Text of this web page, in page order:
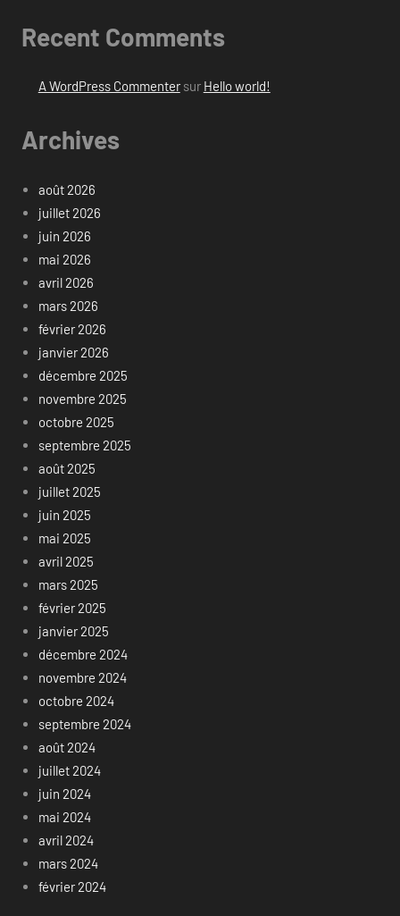
Recent Comments
A WordPress Commentersur Hello world!
Archives
août 2026
juillet 2026
juin 2026
mai 2026
avril 2026
mars 2026
février 2026
janvier 2026
décembre 2025
novembre 2025
octobre 2025
septembre 2025
août 2025
juillet 2025
juin 2025
mai 2025
avril 2025
mars 2025
février 2025
janvier 2025
décembre 2024
novembre 2024
octobre 2024
septembre 2024
août 2024
juillet 2024
juin 2024
mai 2024
avril 2024
mars 2024
février 2024